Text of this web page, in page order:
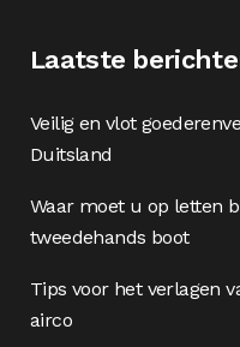
Laatste
Veilig en vlot
Duitsland
Waar moet u op letten
tweedehands boot
Tips voor het verlagen
airco